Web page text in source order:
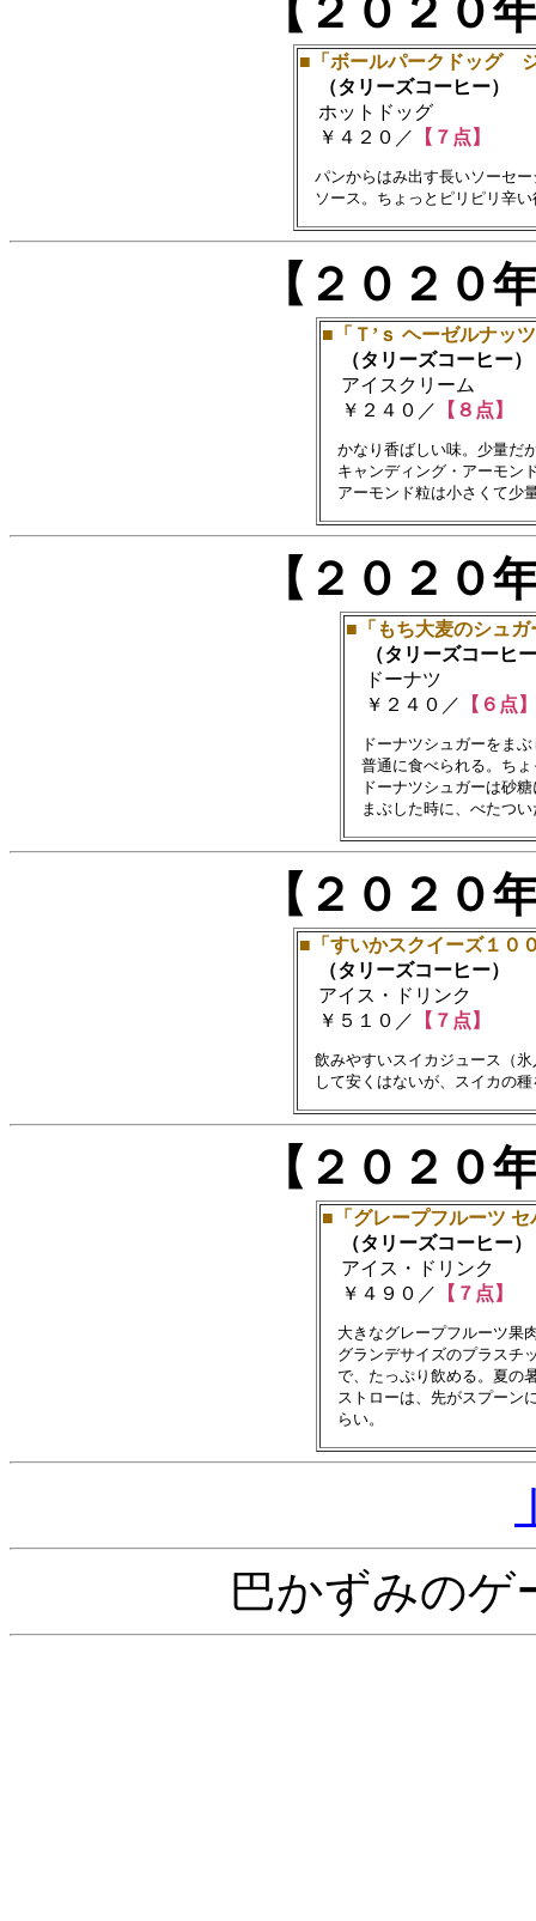
【２０２
■「ボールパークドッグ
（タリーズコーヒー）
ホットドッグ
￥４２０／ 【７点】
パンからはみ出す長いソーセ
【２０２
■「Ｔ’ｓ ヘーゼルナッ
（タリーズコーヒー）
アイスクリーム
￥２４０／
【８点】
かなり香ばしい味。少量だ
キャンディング・アーモン
【２０２
■「もち大麦のシュガ
（タリーズコーヒ
ドーナツ
￥２４０／ 【６点】
ドーナツシュガーをま
普通に食べられる。ちょ
ドーナツシュガーは砂
【２０２
■「すいかスクイーズ１０
（タリーズコーヒー）
アイス・ドリンク
￥５１０／ 【７点】
飲みやすいスイカジュース（
【２０２
■「グレープフルーツ
（タリーズコーヒー）
アイス・ドリンク
￥４９０／
【７点】
大きなグレープフルーツ果
グランデサイズのプラスチ
で、たっぷり飲める。夏の
ストローは、先がスプーン
巴かずみのゲ